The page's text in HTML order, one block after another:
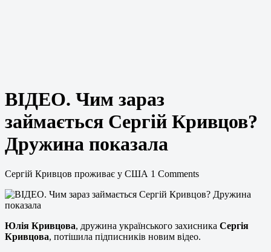
ВІДЕО. Чим зараз
займається Сергій Кривцов?
Дружина показала
Сергій Кривцов проживає у США 1 Comments
Юлія Кривцова, дружина українського захисника Сергія
Кривцова, потішила підписників новим відео.